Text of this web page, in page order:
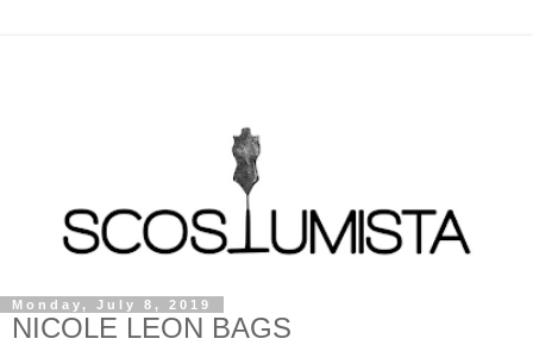
Monday, July 8, 2019
NICOLE LEON BAGS